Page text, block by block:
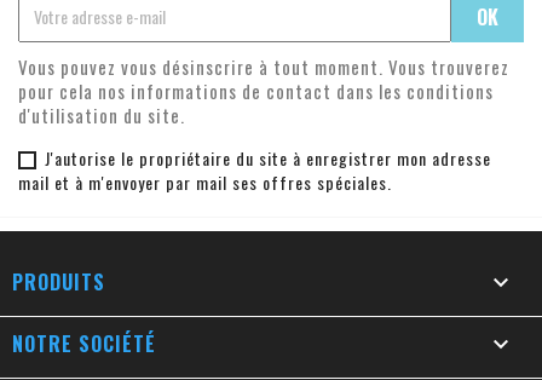
Vous pouvez vous désinscrire à tout moment. Vous trouverez
pour cela nos informations de contact dans les conditions
d'utilisation du site.
J'autorise le propriétaire du site à enregistrer mon adresse
mail et à m'envoyer par mail ses offres spéciales.
PRODUITS 
NOTRE SOCIÉTÉ 